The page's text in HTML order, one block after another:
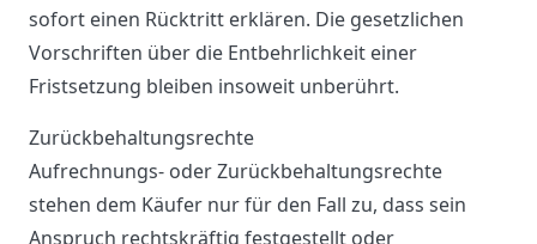
sofort einen Rücktritt erklären. Die gesetzlichen
Vorschriften über die Entbehrlichkeit einer
Fristsetzung bleiben insoweit unberührt.
Zurückbehaltungsrechte
Aufrechnungs- oder Zurückbehaltungsrechte
stehen dem Käufer nur für den Fall zu, dass sein
Anspruch rechtskräftig festgestellt oder